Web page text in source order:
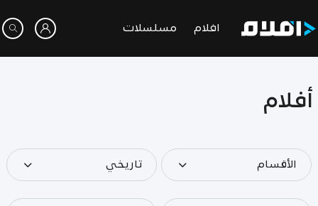
افلام مسلسلات
أفلام
الأقسام تاريخي